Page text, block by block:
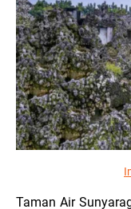
Taman Air